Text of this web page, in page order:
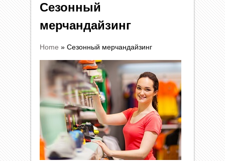
Сезонный
мерчандайзинг
Home » Сезонный мерчандайзинг